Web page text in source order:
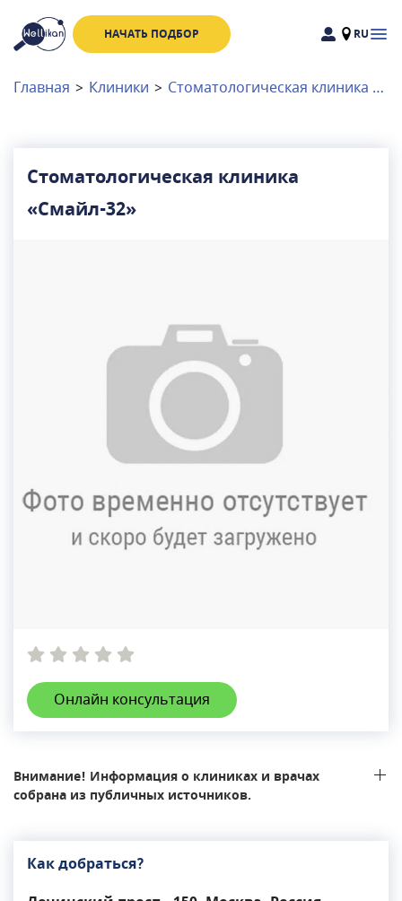
НАЧАТЬ ПОДБОР RU
Доктора
Клиники
Главная > Клиники > Стоматологическая клиника «Смайл-32»
Стоматологическая клиника
«Смайл-32»
Онлайн консультация
Внимание! Информация о клиниках и врачах
собрана из публичных источников.
Как добраться?